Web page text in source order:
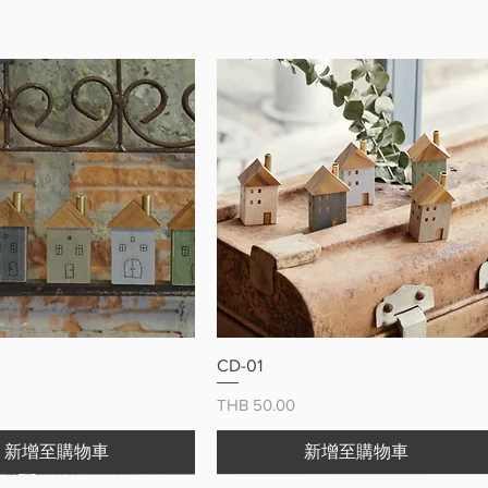
新增至購物車
CD-01
價格
THB 50.00
新增至購物車